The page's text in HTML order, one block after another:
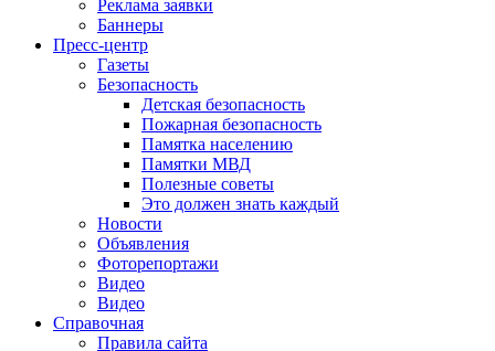
Реклама заявки
Баннеры
Пресс-центр
Газеты
Безопасность
Детская безопасность
Пожарная безопасность
Памятка населению
Памятки МВД
Полезные советы
Это должен знать каждый
Новости
Объявления
Фоторепортажи
Видео
Видео
Справочная
Правила сайта